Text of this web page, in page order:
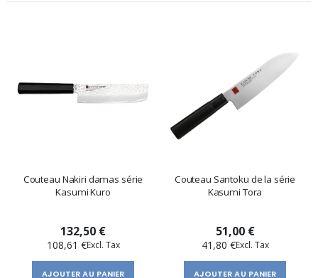
Couteau Nakiri damas série
Kasumi Kuro
132,50 €
108,61 €
AJOUTER AU PANIER
Couteau Santoku de la série
Kasumi Tora
51,00 €
41,80 €
AJOUTER AU PANIER